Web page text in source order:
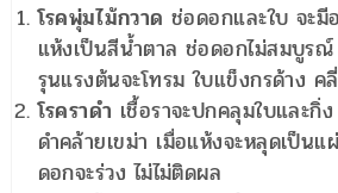
โรคพุ่มไม้กวาด ช่อดอกและใบ จะ
แห้งเป็นสีน้ำตาล ช่อดอกไม่สมบูร
รุนแรงต้นจะโทรม ใบแข็งกรด้าง ค
โรคราดำ เชื้อราจะปกคลุมใบและกิ่
ดำคล้ายเขม่า เมื่อแห้งจะหลุดเป็น
ดอกจะร่วง ไม่ไม่ติดผล